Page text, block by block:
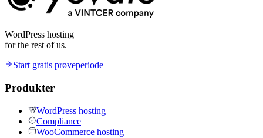
WordPress hosting
for the rest of us.
Start gratis prøveperiode
Produkter
WordPress hosting
Compliance
WooCommerce hosting